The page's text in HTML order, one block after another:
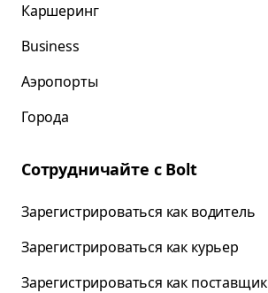
Каршеринг
Business
Аэропорты
Города
Сотрудничайте с Bolt
Зарегистрироваться как водитель
Зарегистрироваться как курьер
Зарегистрироваться как поставщик